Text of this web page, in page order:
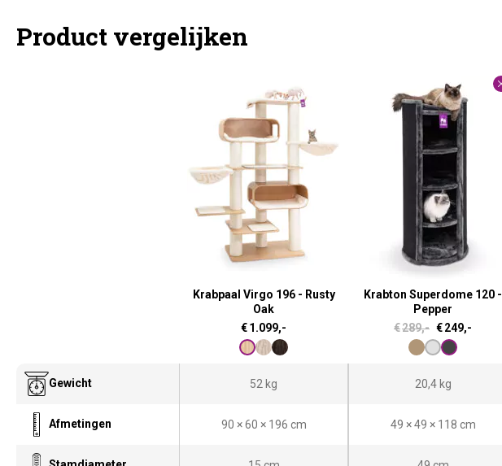
Product vergelijken
Krabpaal Virgo 196 - Rusty
Oak
€1.099,-
Krabton Superdome 120 -
Pepper
€289,- O
o
p
€249,-
Gewicht 52 kg 20,4 kg
Afmetingen 90 × 60 × 196 cm 49 × 49 × 118 cm